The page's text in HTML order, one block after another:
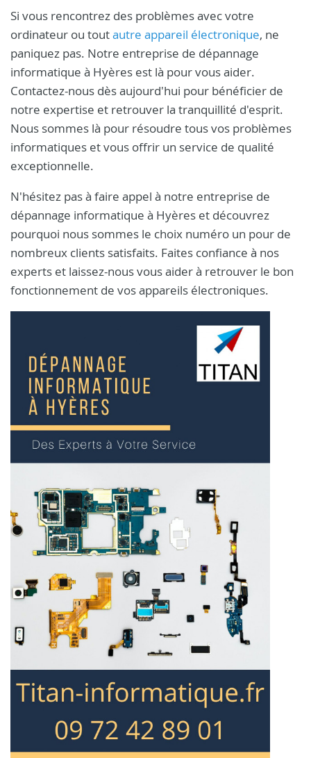
Si vous rencontrez des problèmes avec votre
ordinateur ou toutautre appareil électronique, ne
paniquez pas. Notre entreprise de dépannage
informatique à Hyères est là pour vous aider.
Contactez-nous dès aujourd'hui pour bénéficier de
notre expertise et retrouver la tranquillité d'esprit.
Nous sommes là pour résoudre tous vos problèmes
informatiques et vous offrir un service de qualité
exceptionnelle.
N'hésitez pas à faire appel à notre entreprise de
dépannage informatique à Hyères et découvrez
pourquoi nous sommes le choix numéro un pour de
nombreux clients satisfaits. Faites confiance à nos
experts et laissez-nous vous aider à retrouver le bon
fonctionnement de vos appareils électroniques.